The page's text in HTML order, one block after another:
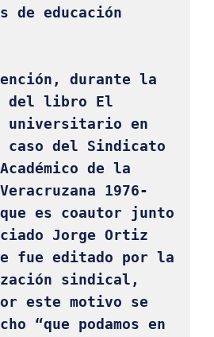
de educación
durante la
del libro El
universitario en
caso del Sindicato
de la
1976-
es coautor junto
Jorge Ortiz
fue editado por la
sindical,
este motivo se
“que podamos en